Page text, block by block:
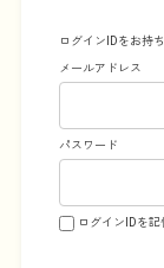
ログインIDをお持
メールアドレス
パスワード
ログインIDを記